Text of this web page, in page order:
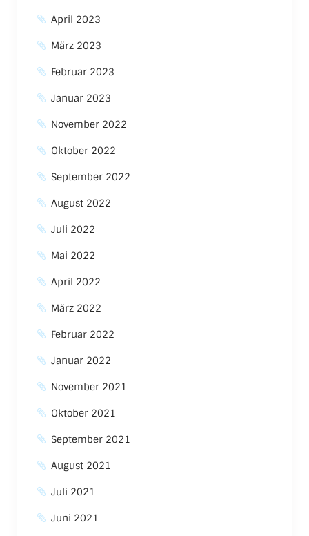
April 2023
März 2023
Februar 2023
Januar 2023
November 2022
Oktober 2022
September 2022
August 2022
Juli 2022
Mai 2022
April 2022
März 2022
Februar 2022
Januar 2022
November 2021
Oktober 2021
September 2021
August 2021
Juli 2021
Juni 2021